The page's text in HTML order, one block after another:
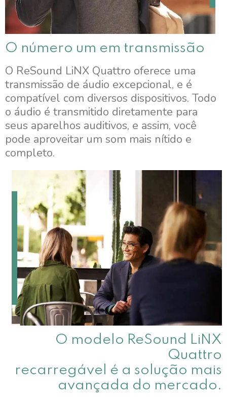
O número um em transmissão
O ReSound LiNX Quattro oferece uma
transmissão de áudio excepcional, e é
compatível com diversos dispositivos. Todo
o áudio é transmitido diretamente para
seus aparelhos auditivos, e assim, você
pode aproveitar um som mais nítido e
completo.
O modelo ReSound LiNX
Quattro
recarregável é a solução mais
avançada do mercado.